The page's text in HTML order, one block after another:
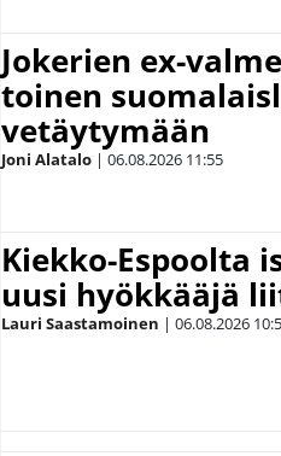
Jokerien ex-
toinen
vetäytymään
Joni Alatalo | 06.08.2026 11:55
Kiekko-Espoolta
uusi hyökkääjä
Lauri Saastamoinen | 06.08.2026